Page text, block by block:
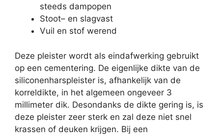
steeds dampopen
Stoot– en slagvast
Vuil en stof werend
Deze pleister wordt als eindafwerking gebruikt
op een cementering. De eigenlijke dikte van de
siliconenharspleister is, afhankelijk van de
korreldikte, in het algemeen ongeveer 3
millimeter dik. Desondanks de dikte gering is, is
deze pleister zeer sterk en zal deze niet snel
krassen of deuken krijgen. Bij een